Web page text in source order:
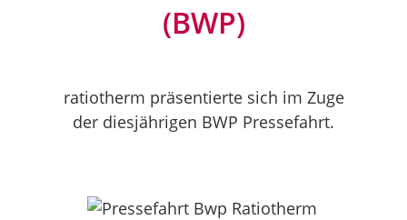
(BWP)
ratiotherm präsentierte sich im Zuge
der diesjährigen BWP Pressefahrt.